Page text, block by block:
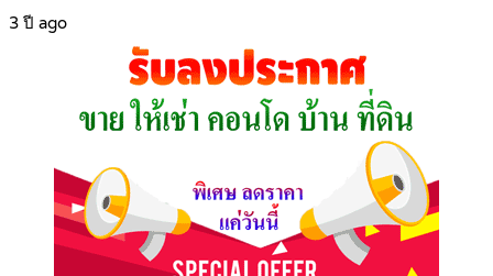
3 ปี ago